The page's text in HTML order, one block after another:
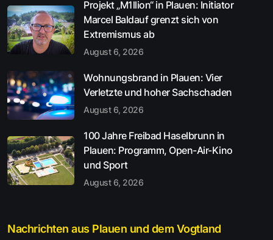
Projekt „M1llion“ in Plauen: Initiator
Marcel Baldauf grenzt sich von
Extremismus ab
August 6, 2026
Wohnungsbrand in Plauen: Vier
Verletzte und hoher Sachschaden
August 6, 2026
100 Jahre Freibad Haselbrunn in
Plauen: Programm, Open-Air-Kino
und Sport
August 6, 2026
Nachrichten aus Plauen und dem Vogtland